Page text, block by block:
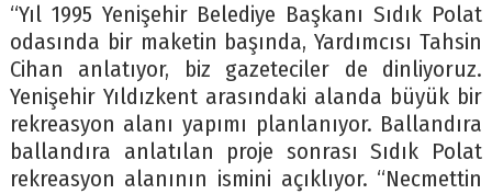
“Yıl 1995 Yenişehir Belediye Başkanı Sıdık Polat
odasında bir maketin başında, Yardımcısı Tahsin
Cihan anlatıyor, biz gazeteciler de dinliyoruz.
Yenişehir Yıldızkent arasındaki alanda büyük bir
rekreasyon alanı yapımı planlanıyor. Ballandıra
ballandıra anlatılan proje sonrası Sıdık Polat
rekreasyon alanının ismini açıklıyor. “Necmettin